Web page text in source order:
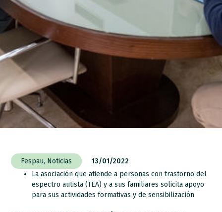
Fespau, Noticias
13/01/2022
La asociación que atiende a personas con trastorno del
espectro autista (TEA) y a sus familiares solicita apoyo
para sus actividades formativas y de sensibilización